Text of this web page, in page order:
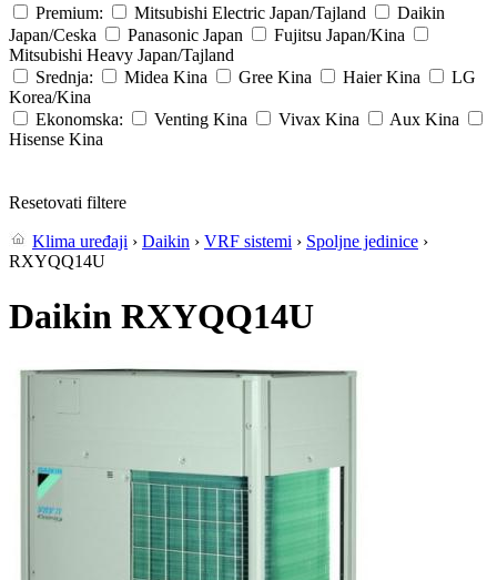
Premium: Mitsubishi Electric Japan/Tajland
Daikin
Japan/Ceska
Panasonic Japan Fujitsu Japan/Kina
Mitsubishi Heavy Japan/Tajland
Srednja:
Midea Kina Gree Kina Haier Kina
LG
Korea/Kina
Ekonomska:
Venting Kina Vivax Kina Aux Kina
Hisense Kina
Resetovati filtere
Klima uređaji › Daikin › VRF sistemi › Spoljne jedinice ›
RXYQQ14U
Daikin RXYQQ14U